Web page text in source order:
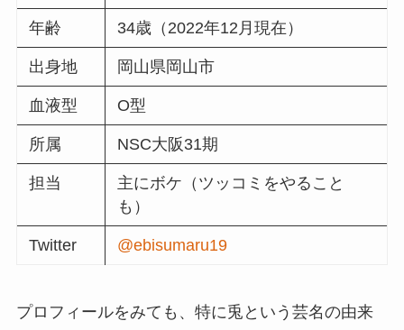
年齢 34歳（2022年12月現在）
出身地 岡山県岡山市
血液型 O型
所属 NSC大阪31期
担当
主にボケ（ツッコミをやること
も）
Twitter @ebisumaru19
プロフィールをみても、特に兎という芸名の由来